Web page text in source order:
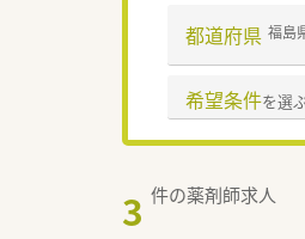
都道府県 福島
希望条件を選
3 件の薬剤師求人